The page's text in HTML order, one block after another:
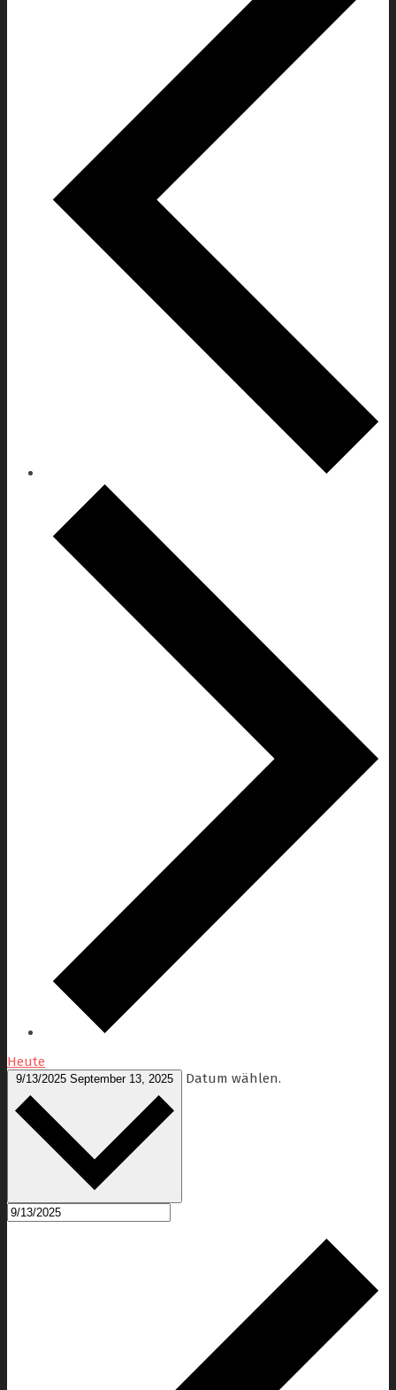
Heute
9/13/2025 September 13, 2025 Datum wählen.